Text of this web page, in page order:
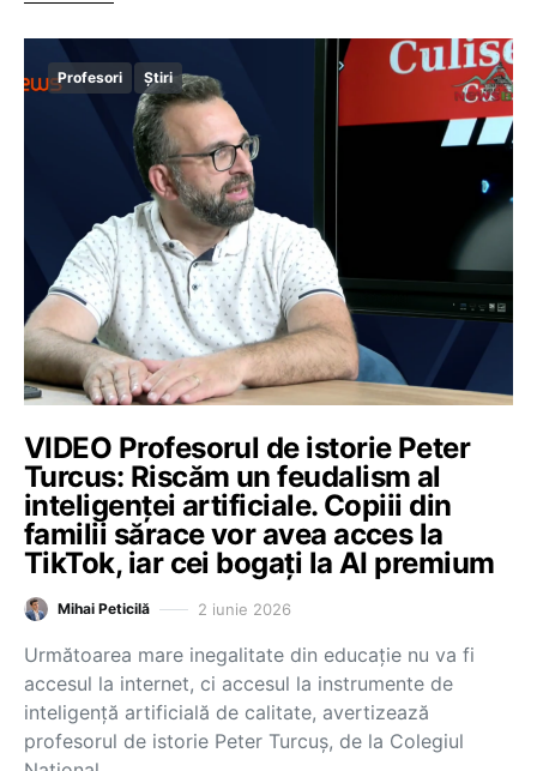
Profesori Știri
VIDEO Profesorul de istorie Peter
Turcus: Riscăm un feudalism al
inteligenței artificiale. Copiii din
familii sărace vor avea acces la
TikTok, iar cei bogați la AI premium
Mihai Peticilă 2 iunie 2026
Următoarea mare inegalitate din educație nu va fi
accesul la internet, ci accesul la instrumente de
inteligență artificială de calitate, avertizează
profesorul de istorie Peter Turcuș, de la Colegiul